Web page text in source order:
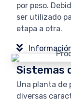
por peso.
ser utilizado
etapa a otra.
Sistemas
Una planta de
diversas